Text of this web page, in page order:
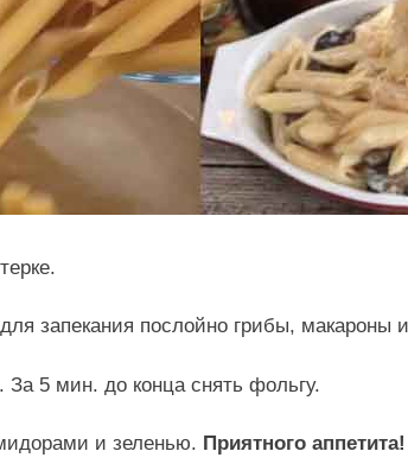
запекания послойно грибы, макароны
За 5 мин. до конца снять фольгу.
и зеленью. Приятного аппетита!